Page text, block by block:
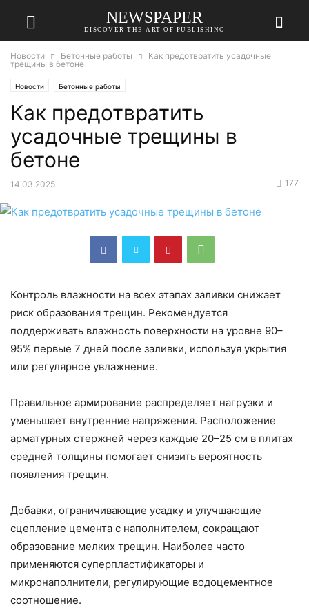
NEWSPAPER
DISCOVER THE ART OF PUBLISHING
Новости Бетонные работы
Как предотвратить усадочные
трещины в бетоне
Новости Бетонные работы
Как предотвратить
усадочные трещины в
бетоне
14.03.2025 177
Контроль влажности на всех этапах заливки снижает
риск образования трещин. Рекомендуется
поддерживать влажность поверхности на уровне 90–
95% первые 7 дней после заливки, используя укрытия
или регулярное увлажнение.
Правильное армирование распределяет нагрузки и
уменьшает внутренние напряжения. Расположение
арматурных стержней через каждые 20–25 см в плитах
средней толщины помогает снизить вероятность
появления трещин.
Добавки, ограничивающие усадку и улучшающие
сцепление цемента с наполнителем, сокращают
образование мелких трещин. Наиболее часто
применяются суперпластификаторы и
микронаполнители, регулирующие водоцементное
соотношение.